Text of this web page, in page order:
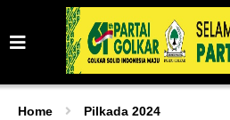
Home Pilkada 2024